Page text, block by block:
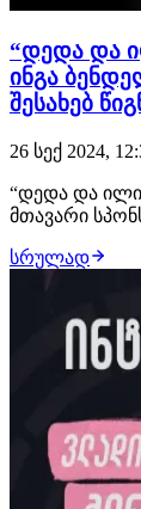
“დედა და
ინგა
შესახებ
26 სექ 2024,
“დედა და
მთავარი
National
Sport Georgia
სრულად